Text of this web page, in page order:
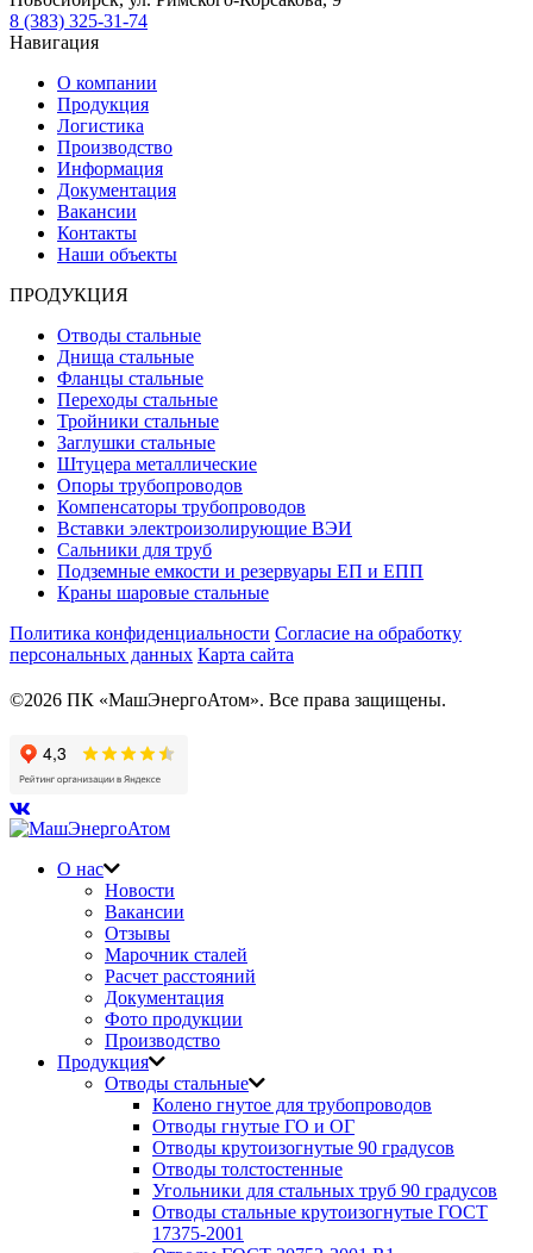
8 (383) 325-31-74
Навигация
О компании
Продукция
Логистика
Производство
Информация
Документация
Вакансии
Контакты
Наши объекты
ПРОДУКЦИЯ
Отводы стальные
Днища стальные
Фланцы стальные
Переходы стальные
Тройники стальные
Заглушки стальные
Штуцера металлические
Опоры трубопроводов
Компенсаторы трубопроводов
Вставки электроизолирующие ВЭИ
Сальники для труб
Подземные емкости и резервуары ЕП и ЕПП
Краны шаровые стальные
Политика конфиденциальности Согласие на обработку
персональных данных Карта сайта
©2026 ПК «МашЭнергоАтом». Все права защищены.
О нас
Новости
Вакансии
Отзывы
Марочник сталей
Расчет расстояний
Документация
Фото продукции
Производство
Продукция
Отводы стальные
Колено гнутое для трубопроводов
Отводы гнутые ГО и ОГ
Отводы крутоизогнутые 90 градусов
Отводы толстостенные
Угольники для стальных труб 90 градусов
Отводы стальные крутоизогнутые ГОСТ
17375-2001